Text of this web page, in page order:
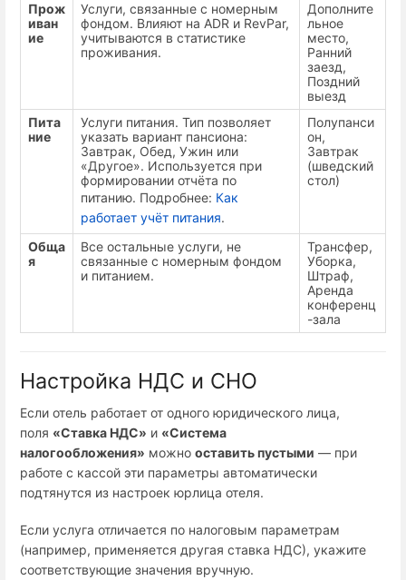
Прож
иван
ие
Услуги, связанные с номерным
фондом. Влияют на ADR и RevPar,
учитываются в статистике
проживания.
Дополните
льное
место,
Ранний
заезд,
Поздний
выезд
Пита
ние
Услуги питания. Тип позволяет
указать вариант пансиона:
Завтрак, Обед, Ужин или
«Другое». Используется при
формировании отчёта по
питанию. Подробнее: Как
работает учёт питания.
Полупанси
он,
Завтрак
(шведский
стол)
Обща
я
Все остальные услуги, не
связанные с номерным фондом
и питанием.
Трансфер,
Уборка,
Штраф,
Аренда
конференц
-зала
Настройка НДС и СНО
Если отель работает от одного юридического лица,
поля «Ставка НДС» и «Система
налогообложения» можно оставить пустыми — при
работе с кассой эти параметры автоматически
подтянутся из настроек юрлица отеля.
Если услуга отличается по налоговым параметрам
(например, применяется другая ставка НДС), укажите
соответствующие значения вручную.